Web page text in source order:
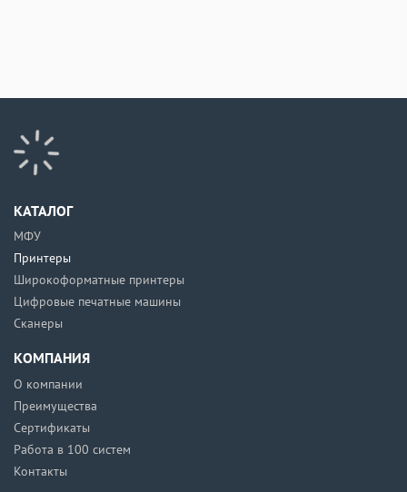
КАТАЛОГ
МФУ
Принтеры
Широкоформатные принтеры
Цифровые печатные машины
Сканеры
КОМПАНИЯ
О компании
Преимущества
Сертификаты
Работа в 100 систем
Контакты